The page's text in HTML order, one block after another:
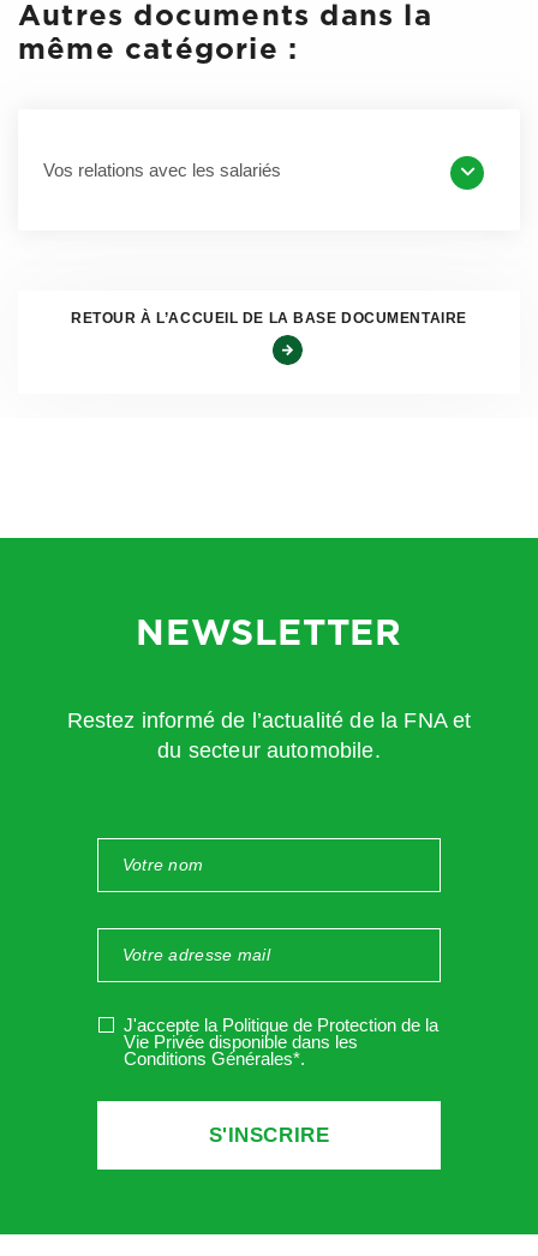
Autres documents dans la
même catégorie :
Vos relations avec les salariés
RETOUR À L’ACCUEIL DE LA BASE DOCUMENTAIRE
NEWSLETTER
Restez informé de l’actualité de la FNA et
du secteur automobile.
J'accepte la Politique de Protection de la
Vie Privée disponible dans les
Conditions Générales*.